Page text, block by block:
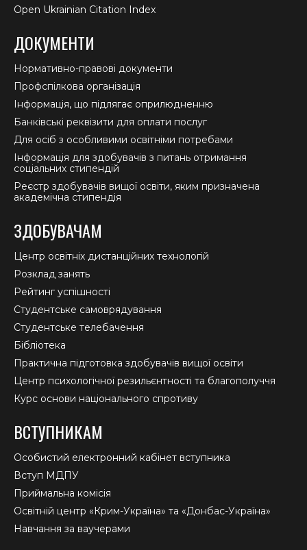
Open Ukrainian Citation Index
ДОКУМЕНТИ
Нормативно-правові документи
Профспілкова організація
Інформація, що підлягає оприлюдненню
Банківські реквізити для оплати послуг
Для осіб з особливими освітніми потребами
Інформація для здобувачів з питань отримання
соціальних стипендій
Реєстр здобувачів вищої освіти, яким призначена
академічна стипендія
ЗДОБУВАЧАМ
Центр освітніх дистанційних технологій
Розклад занять
Рейтинг успішності
Студентське самоврядування
Студентське телебачення
Бібліотека
Практична підготовка здобувачів вищої освіти
Центр психологічної резильєнтності та благополуччя
Курс основи національного спротиву
ВСТУПНИКАМ
Особистий електронний кабінет вступника
Вступ МДПУ
Приймальна комісія
Освітній центр «Крим-Україна» та «Донбас-Україна»
Навчання за ваучерами